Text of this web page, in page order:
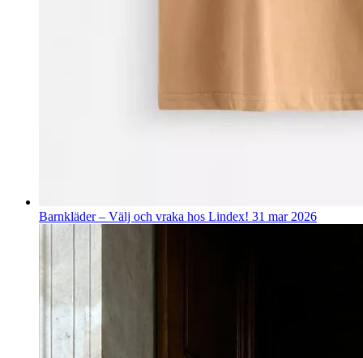
Barnkläder – Välj och vraka hos Lindex! 31 mar 2026